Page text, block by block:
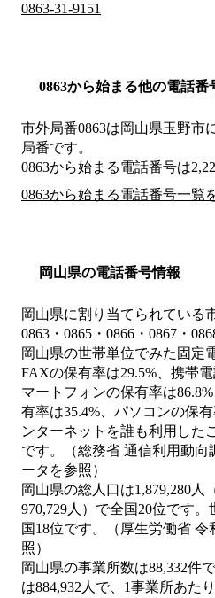
0863-31-9151
0863から始まる他の電話番
市外局番0863は岡山県玉野市
局番です。
0863から始まる電話番号は
0863から始まる電話番号一覧
岡山県の電話番号情報
岡山県に割り当てられている
0863・0865・0866・0867・
岡山県の世帯単位でみた固定
FAXの保有率は29.5%、携帯
マートフォンの保有率は
有率は35.4%、パソコンの保
ンターネットを誰も利用した
です。（総務省 通信利用動
ータを参照）
岡山県の総人口は1,879,280人
970,729人）で全国20位です。
国18位です。（厚生労働省
照）
岡山県の事業所数は88,332件
は884,932人で、1事業所あた